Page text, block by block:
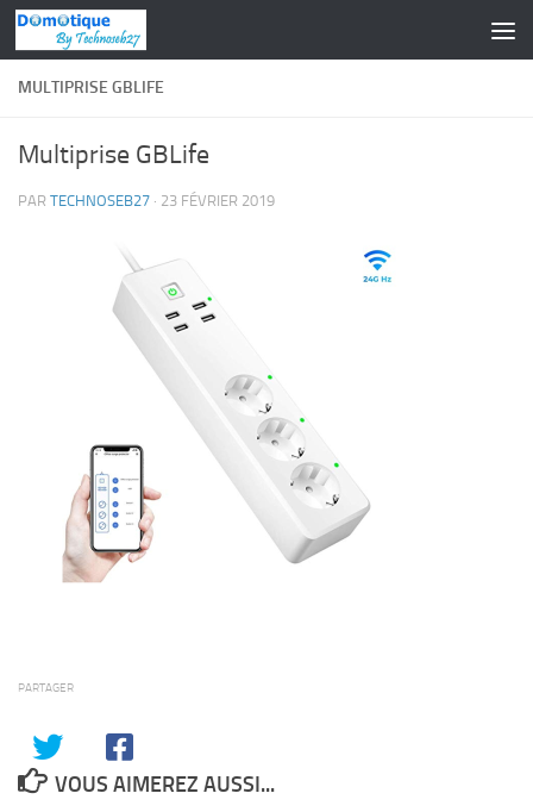
Skip to content
MULTIPRISE GBLIFE
Multiprise GBLife
PAR TECHNOSEB27 · 23 FÉVRIER 2019
PARTAGER
VOUS AIMEREZ AUSSI...